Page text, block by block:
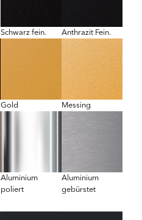
Schwarz fein. Anthrazit Fein.
Gold Messing
Aluminium
poliert
Aluminium
gebürstet